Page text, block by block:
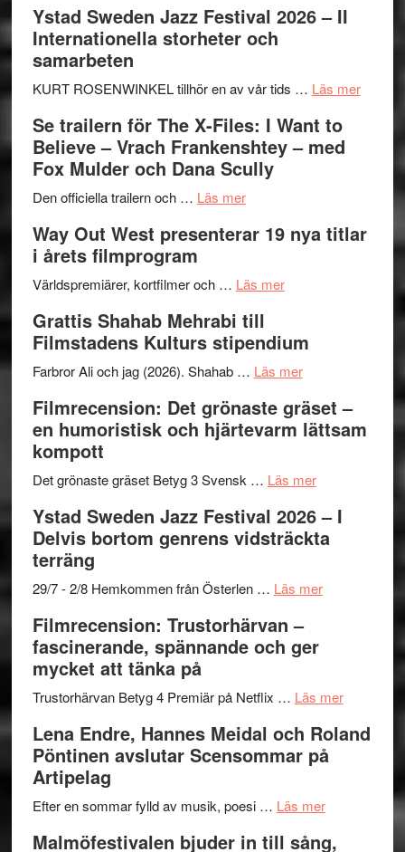
Ystad Sweden Jazz Festival 2026 – II
Internationella storheter och
samarbeten
KURT ROSENWINKEL tillhör en av vår tids … Läs merom
Festival
II
Se trailern för The X-Files: I Want to
Believe – Vrach Frankenshtey – med
Fox Mulder och Dana Scully
Den officiella trailern och … Läs merom
trailern
The
Files:
I
Want
Believe
–
Frankenshtey
med
Fox
och
Scully
Way Out West presenterar 19 nya titlar
i årets filmprogram
Världspremiärer, kortfilmer och … Läs merom
West
presenterar
nya
titlar
årets
Grattis Shahab Mehrabi till
Filmstadens Kulturs stipendium
Farbror Ali och jag (2026). Shahab … Läs merom
Shahab
Mehrabi
Filmstadens
stipendium
Filmrecension: Det grönaste gräset –
en humoristisk och hjärtevarm lättsam
kompott
Det grönaste gräset Betyg 3 Svensk … Läs merom
Det
grönaste
–
och
lättsam
Ystad Sweden Jazz Festival 2026 – I
Delvis bortom genrens vidsträckta
terräng
29/7 - 2/8 Hemkommen från Österlen … Läs merom
2026
I
Delvis
genrens
terräng
Filmrecension: Trustorhärvan –
fascinerande, spännande och ger
mycket att tänka på
Trustorhärvan Betyg 4 Premiär på Netflix … Läs merom
Lena Endre, Hannes Meidal och Roland
Pöntinen avslutar Scensommar på
Artipelag
Efter en sommar fylld av musik, poesi … Läs merom
Endre,
Malmöfestivalen bjuder in till sång,